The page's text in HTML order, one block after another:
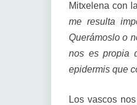
Mitxelena con
me resulta
Querámoslo o
nos es propia
epidermis que
Los vascos